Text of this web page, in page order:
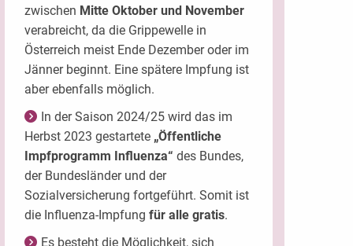
zwischen Mitte Oktober und November
verabreicht, da die Grippewelle in
Österreich meist Ende Dezember oder im
Jänner beginnt. Eine spätere Impfung ist
aber ebenfalls möglich.
In der Saison 2024/25 wird das im
Herbst 2023 gestartete „Öffentliche
Impfprogramm Influenza“ des Bundes,
der Bundesländer und der
Sozialversicherung fortgeführt. Somit ist
die Influenza-Impfung für alle gratis.
Es besteht die Möglichkeit, sich